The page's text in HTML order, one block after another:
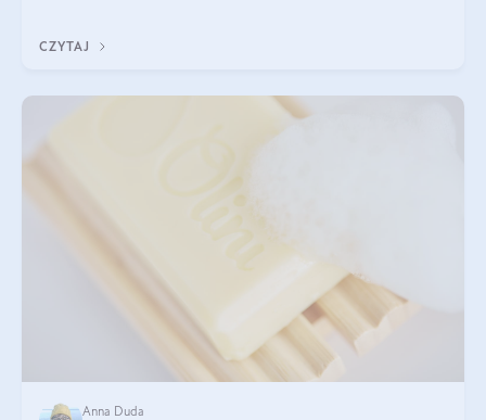
CZYTAJ
Anna Duda